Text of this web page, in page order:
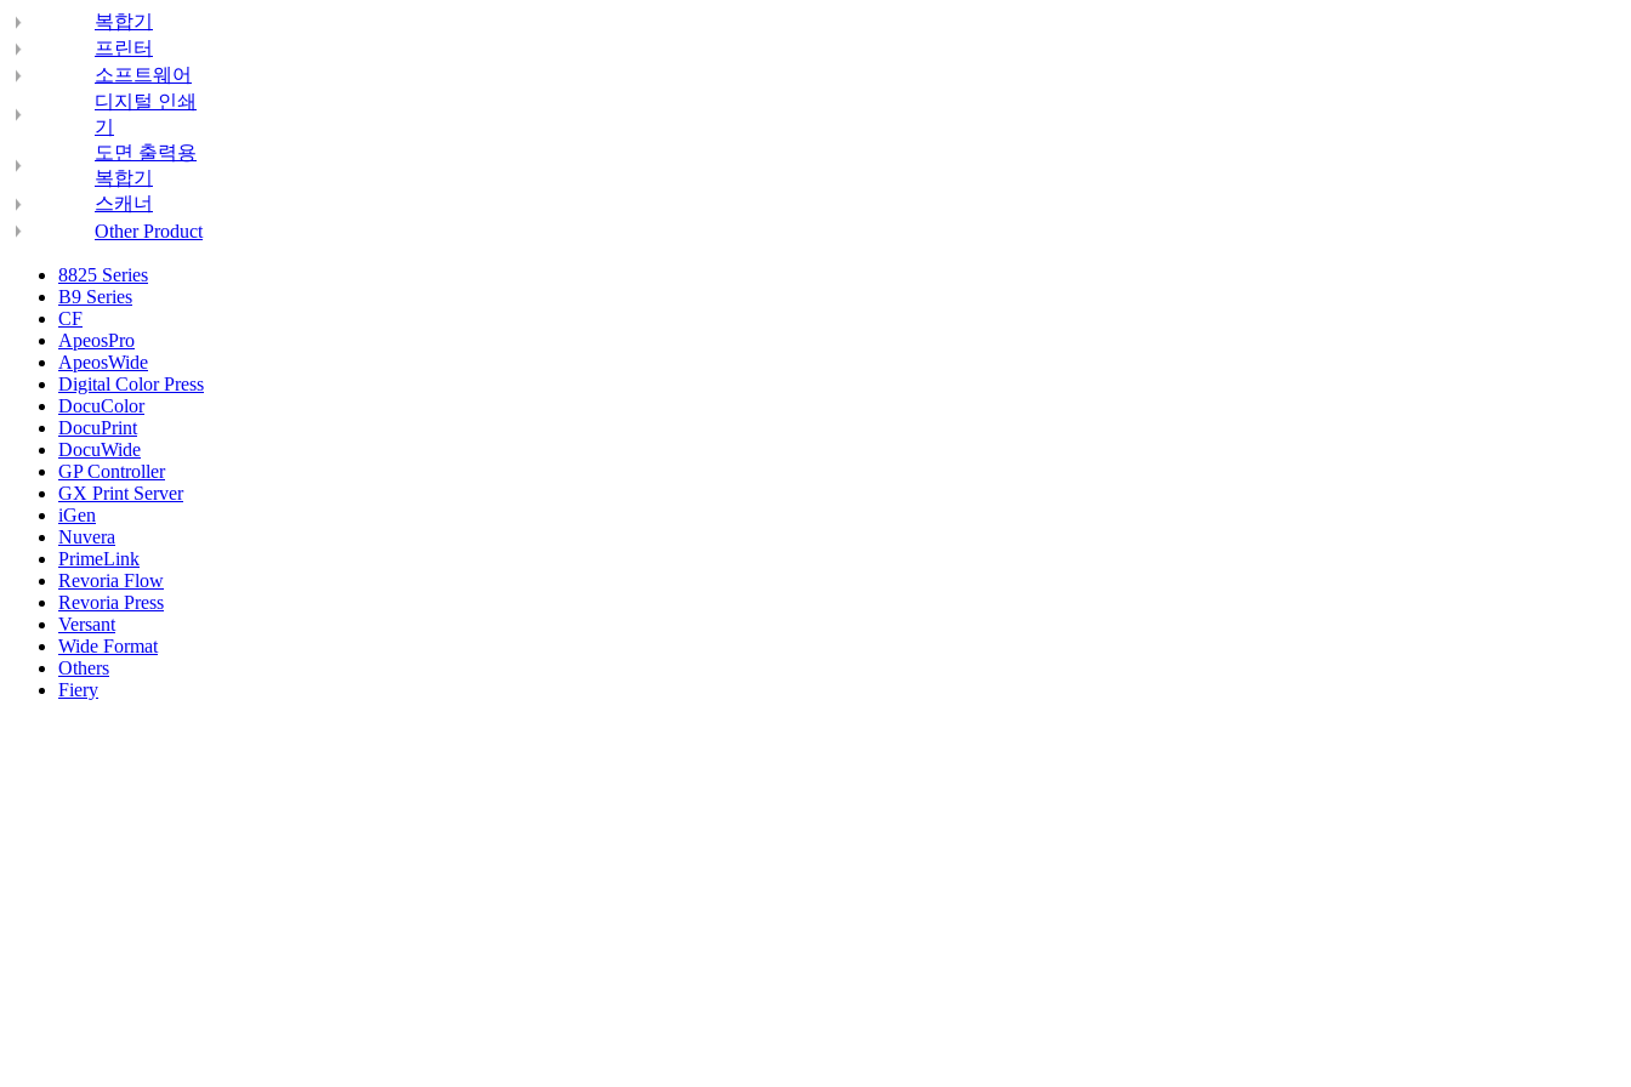
복합기
프린터
소프트웨어
디지털 인쇄
기
도면 출력용
복합기
스캐너
Other Product
8825 Series
B9 Series
CF
ApeosPro
ApeosWide
Digital Color Press
DocuColor
DocuPrint
DocuWide
GP Controller
GX Print Server
iGen
Nuvera
PrimeLink
Revoria Flow
Revoria Press
Versant
Wide Format
Others
Fiery